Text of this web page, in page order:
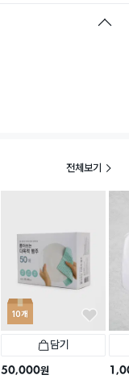
전체보기
10개
담기
50,000원